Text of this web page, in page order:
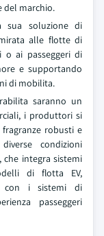
del marchio.
sua soluzione di
alle flotte di
o ai passeggeri di
e supportando
di mobilita.
saranno un
i produttori si
robusti e
condizioni
che integra sistemi
di flotta EV,
con i sistemi di
passeggeri